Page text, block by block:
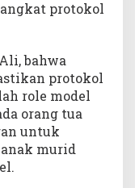
protokol
bahwa
protokol
role model
orang tua
untuk
murid